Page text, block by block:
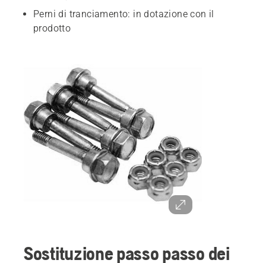
Perni di tranciamento: in dotazione con il
prodotto
Sostituzione passo passo dei